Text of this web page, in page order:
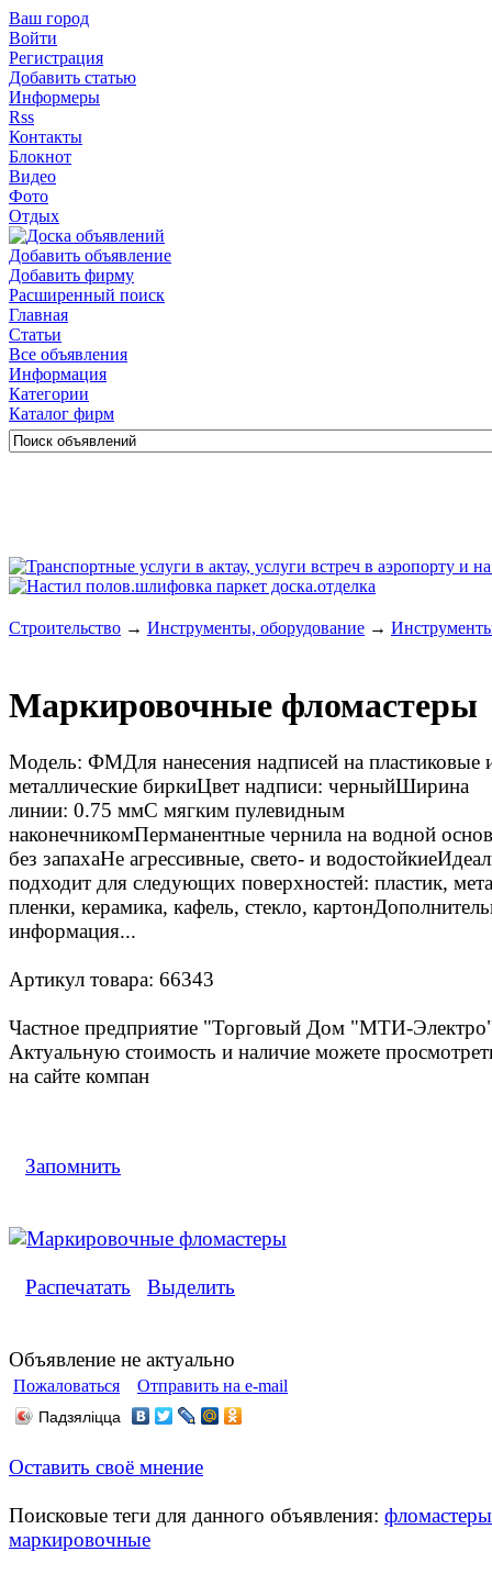
Ваш город
Войти
Регистрация
Добавить статью
Информеры
Rss
Контакты
Блокнот
Видео
Фото
Отдых
Добавить объявление
Добавить фирму
Расширенный поиск
Главная
Статьи
Все объявления
Информация
Категории
Каталог фирм
Строительство → Инструменты, оборудование →
Маркировочные фломастеры
Модель: ФМДля нанесения надписей на пластиковые
металлические биркиЦвет надписи: черныйШирина
линии: 0.75 ммС мягким пулевидным
наконечникомПерманентные чернила на водной
без запахаНе агрессивные, свето- и
подходит для следующих поверхностей: пластик,
пленки, керамика, кафель, стекло,
информация...
Артикул товара: 66343
Частное предприятие "Торговый Дом "МТИ-
Актуальную стоимость и наличие можете
на сайте компан
Запомнить
Распечатать Выделить
Объявление не актуально
Пожаловаться Отправить на e-mail
Падзяліцца
Оставить своё мнение
Поисковые теги для данного объявления: фломастеры
маркировочные